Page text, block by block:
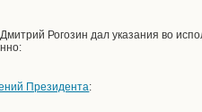
Рогозин дал указания во
Президента: